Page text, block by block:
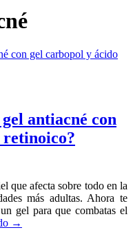
antiacné con
retinoico?
que afecta sobre todo en la
más adultas. Ahora te
gel para que combatas el
→